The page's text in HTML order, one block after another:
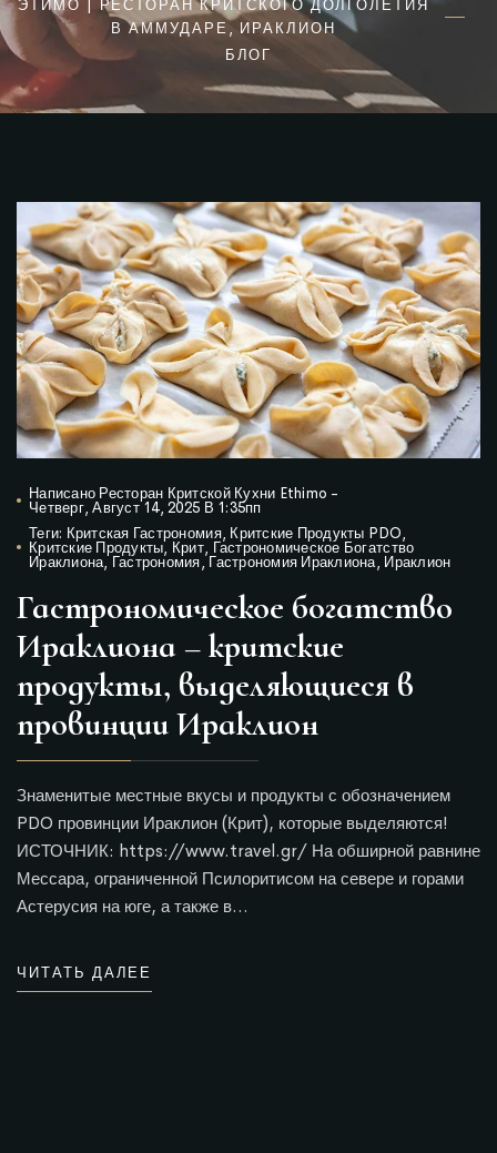
ЭТИМО | РЕСТОРАН КРИТСКОГО ДОЛГОЛЕТИЯ
В АММУДАРЕ, ИРАКЛИОН
БЛОГ
Написано Ресторан Критской Кухни Ethimo -
Четверг, Август 14, 2025 В 1:35пп
Теги: Критская Гастрономия, Критские Продукты PDO,
Критские Продукты, Крит, Гастрономическое Богатство
Ираклиона, Гастрономия,Гастрономия Ираклиона, Ираклион
Гастрономическое богатство
Ираклиона – критские
продукты, выделяющиеся в
провинции Ираклион
Знаменитые местные вкусы и продукты с обозначением
PDO провинции Ираклион (Крит), которые выделяются!
ИСТОЧНИК: https://www.travel.gr/ На обширной равнине
Мессара, ограниченной Псилоритисом на севере и горами
Астерусия на юге, а также в…
ЧИТАТЬ ДАЛЕЕ